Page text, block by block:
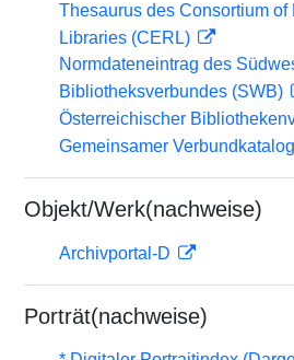
Thesaurus des Consortium of
Libraries (CERL)
Normdateneintrag des
Bibliotheksverbundes (SWB)
Österreichischer
Gemeinsamer
Objekt/Werk(nachweise)
Archivportal-D
Porträt(nachweise)